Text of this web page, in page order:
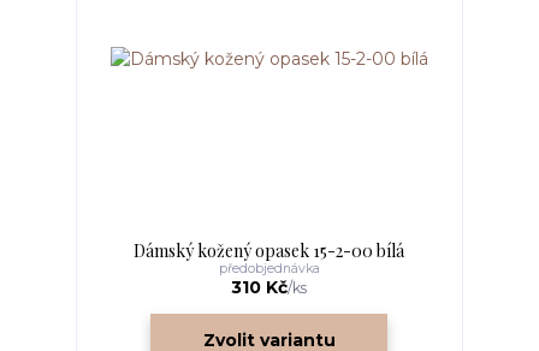
Dámský kožený opasek 15-2-00 bílá
310 Kč/ks
předobjednávka
Zvolit variantu